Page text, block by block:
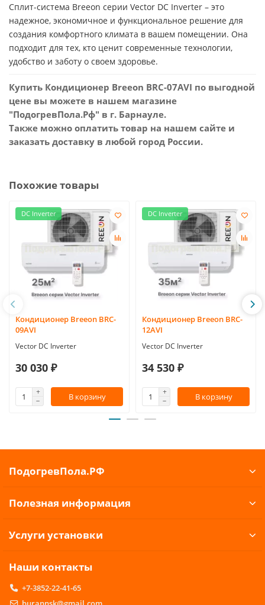
Сплит-система Breeon серии Vector DC Inverter – это
надежное, экономичное и функциональное решение для
создания комфортного климата в вашем помещении. Она
подходит для тех, кто ценит современные технологии,
удобство и заботу о своем здоровье.
Купить Кондиционер Breeon BRC-07AVI по выгодной
цене вы можете в нашем магазине
"ПодогревПола.Рф" в г. Барнауле.
Также можно оплатить товар на нашем сайте и
заказать доставку в любой город России.
Похожие товары
DC Inverter
Кондиционер Breeon BRC-
09AVI
Vector DC Inverter
30 030 ₽
В корзину
DC Inverter
Кондиционер Breeon BRC-
12AVI
Vector DC Inverter
34 530 ₽
В корзину
ПодогревПола.РФ
Полезная информация
Услуги установки
Наши контакты
+7-3852-22-41-65